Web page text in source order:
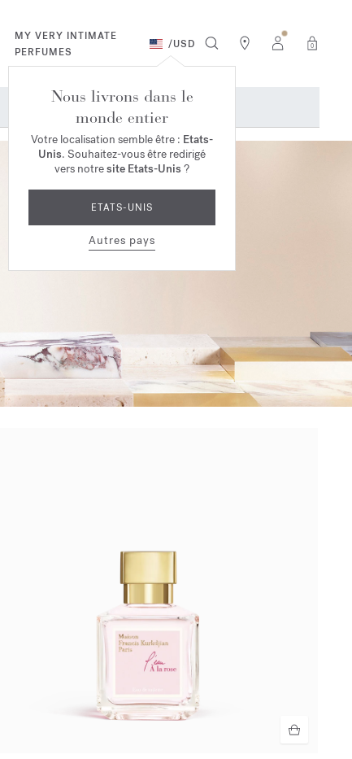
MY VERY INTIMATE
PERFUMES
/USD 0
Nous livrons dans le
monde entier
Votre localisation semble être : Etats-
Unis. Souhaitez-vous être redirigé
vers notresite Etats-Unis ?
ETATS-UNIS
Autres pays